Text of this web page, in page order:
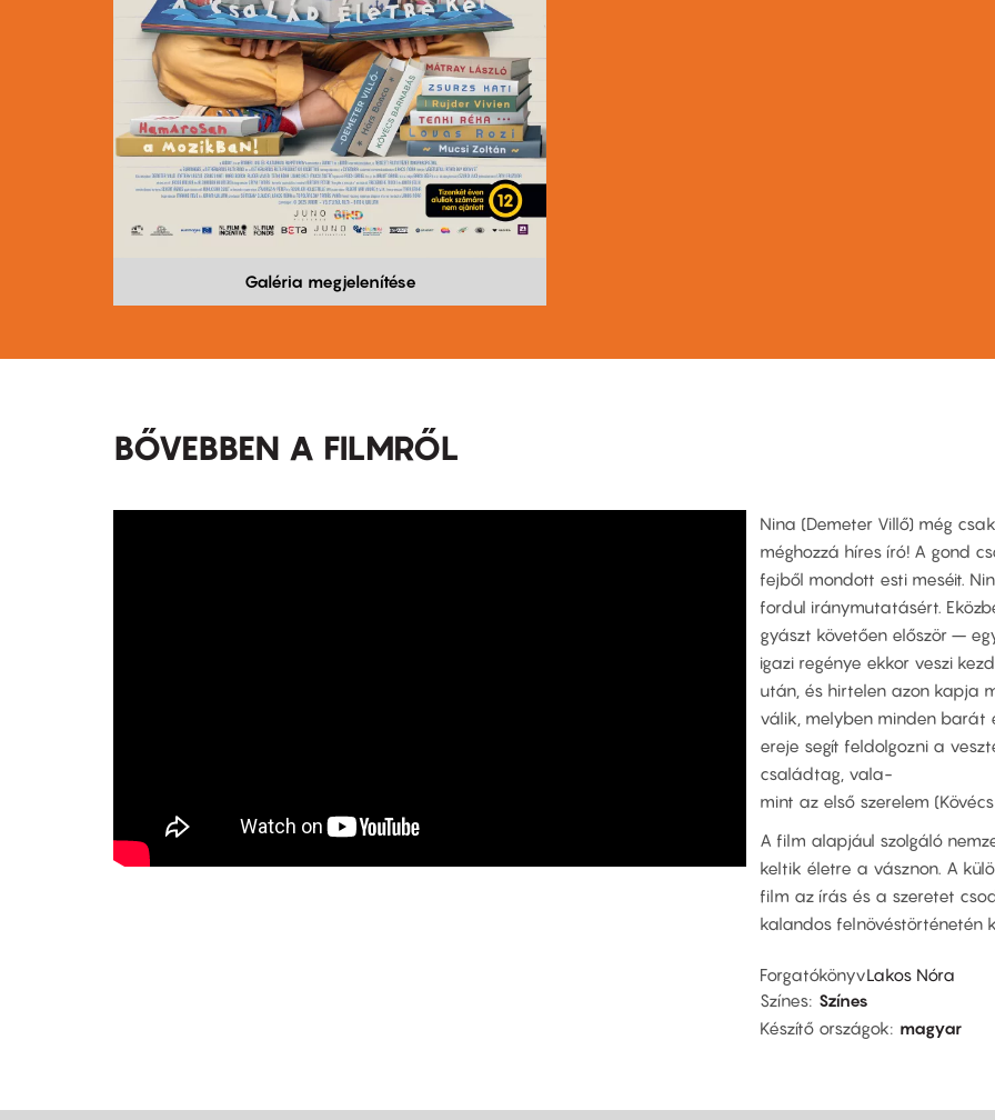
Galéria megjelenítése
BŐVEBBEN A FILMRŐL
Nina (Demeter Villő) még
méghozzá híres író! A gond
fejből mondott esti meséit.
fordul iránymutatásért.
gyászt követően először –
igazi regénye ekkor veszi
után, és hirtelen azon kapja
válik, melyben minden barát
ereje segít feldolgozni a
családtag, vala-
mint az első szerelem
A film alapjául szolgáló
keltik életre a vásznon. A
film az írás és a szeretet
kalandos felnövéstörténetén
ForgatókönyvLakos Nóra
Színes Színes
Készítő országok
magyar